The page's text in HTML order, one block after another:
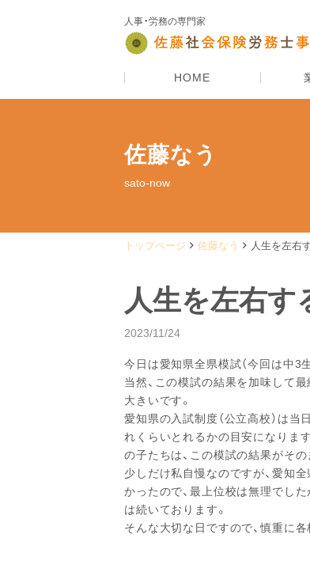
人事・労務の専門家
HOME
佐藤なう
sato-now
トップページ 佐藤なう 人生を左右
人生を左右す
2023/11/24
今日は愛知県全県模試（今回は中3
当然、この模試の結果を加味して
大きいです。
愛知県の入試制度（公立高校）は
れくらいとれるかの目安になりま
の子たちは、この模試の結果がそ
少しだけ私自慢なのですが、愛知
かったので、最上位校は無理でし
は続いております。
そんな大切な日ですので、慎重に